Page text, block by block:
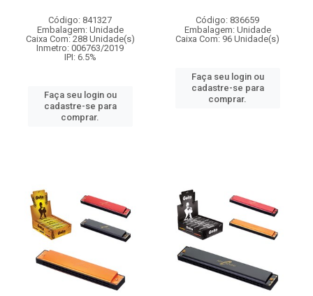
Código: 841327
Embalagem: Unidade
Caixa Com: 288 Unidade(s)
Inmetro: 006763/2019
IPI: 6.5%
Faça seu login ou
cadastre-se para
comprar.
Código: 836659
Embalagem: Unidade
Caixa Com: 96 Unidade(s)
Faça seu login ou
cadastre-se para
comprar.